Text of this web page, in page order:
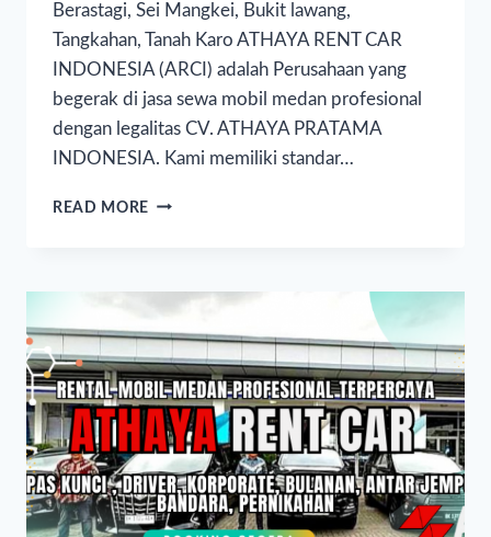
Berastagi, Sei Mangkei, Bukit lawang,
Tangkahan, Tanah Karo ATHAYA RENT CAR
INDONESIA (ARCI) adalah Perusahaan yang
begerak di jasa sewa mobil medan profesional
dengan legalitas CV. ATHAYA PRATAMA
INDONESIA. Kami memiliki standar…
READ MORE